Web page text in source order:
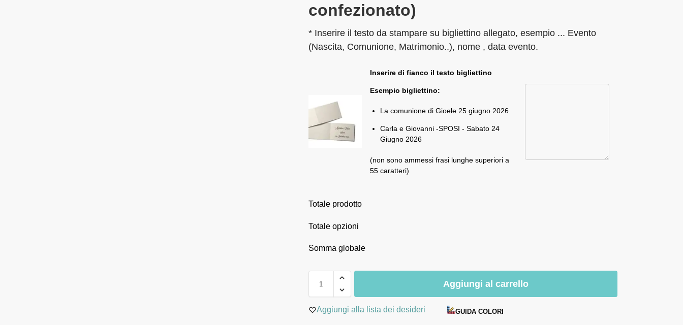
confezionato)
* Inserire il testo da stampare su bigliettino allegato, esempio ... Evento
(Nascita, Comunione, Matrimonio..), nome , data evento.
Inserire di fianco il testo bigliettino
Esempio bigliettino:
La comunione di Gioele 25 giugno 2026
Carla e Giovanni -SPOSI - Sabato 24
Giugno 2026
(non sono ammessi frasi lunghe superiori a
55 caratteri)
Totale prodotto
Totale opzioni
Somma globale
Aggiungi al carrello
Aggiungi alla lista dei desideri GUIDA COLORI